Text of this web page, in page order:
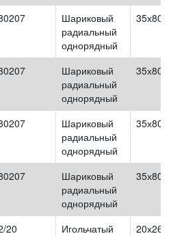
Шариковый
радиальный
однорядный
Шариковый
радиальный
однорядный
Шариковый
радиальный
однорядный
Шариковый
радиальный
однорядный
20 Игольчатый